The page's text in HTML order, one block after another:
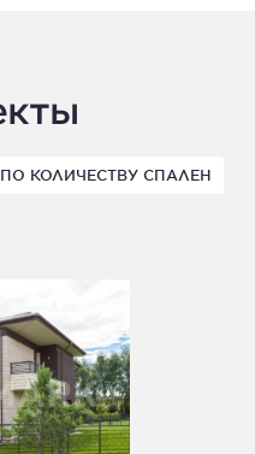
ПО КОЛИЧЕСТВУ СПАЛЕН